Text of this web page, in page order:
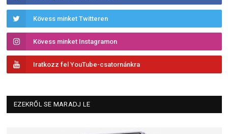
Kövess minket Twitteren
Kövess minket Instagramon
Iratkozz fel YouTube-csatornánkra
EZEKRŐL SE MARADJ LE